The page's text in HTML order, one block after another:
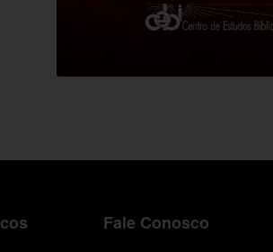
Fale Conosco